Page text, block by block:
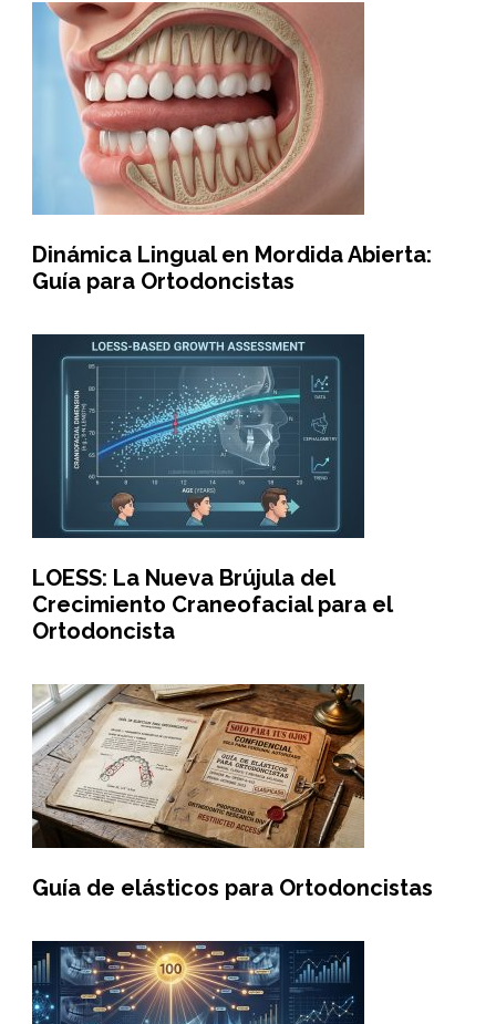
Dinámica Lingual en Mordida Abierta:
Guía para Ortodoncistas
LOESS: La Nueva Brújula del
Crecimiento Craneofacial para el
Ortodoncista
Guía de elásticos para Ortodoncistas